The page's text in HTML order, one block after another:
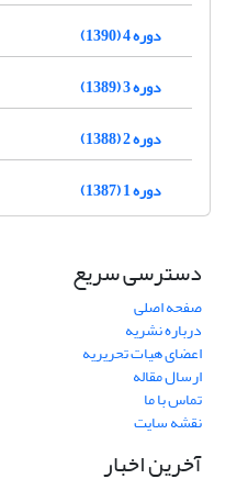
دوره 4 (1390)
دوره 3 (1389)
دوره 2 (1388)
دوره 1 (1387)
دسترسی سریع
صفحه اصلی
درباره نشریه
اعضای هیات تحریریه
ارسال مقاله
تماس با ما
نقشه سایت
آخرین اخبار